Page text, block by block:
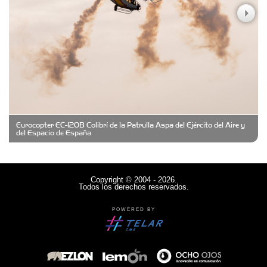
Casa Berta
Clima Castelar
CONSERVAS YAMASIRO
Cubanico´s - Cubanitos Rellenos!
Denisi Market
Deutsche Schule Hurlingham
Eurocopter EC-120B Colibrí de la Patrulla Aspa del Ejército del Aire y
del Espacio de España
Copyright © 2004 - 2026.
Todos los derechos reservados.
POWERED BY